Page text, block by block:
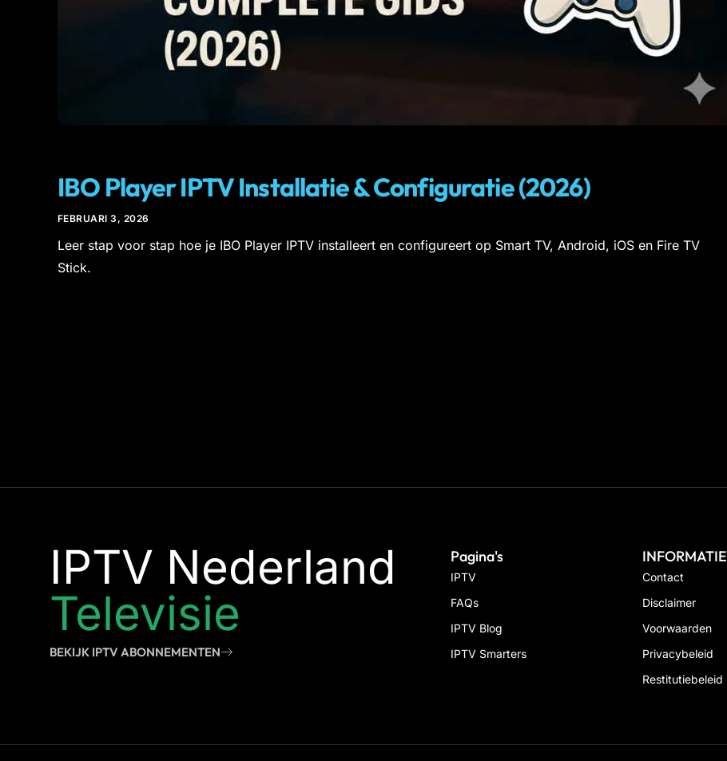
IBO Player IPTV Installatie & Configuratie (2026)
FEBRUARI 3, 2026
Leer stap voor stap hoe je IBO Player IPTV installeert en configureert op Smart TV, Android, iOS en Fire TV
Stick.
IPTV Nederland
Televisie
BEKIJK IPTV ABONNEMENTEN
Pagina's
IPTV
FAQs
IPTV Blog
IPTV Smarters
INFORMATIE
Contact
Disclaimer
Voorwaarden
Privacybeleid
Restitutiebeleid